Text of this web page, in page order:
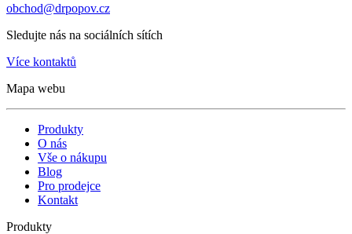
obchod@drpopov.cz
Sledujte nás na sociálních sítích
Více kontaktů
Mapa webu
Produkty
O nás
Vše o nákupu
Blog
Pro prodejce
Kontakt
Produkty